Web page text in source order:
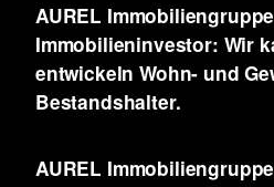
AUREL
Immobilieninvestor: Wir
entwickelnWohn- und
Bestandshalter.
AUREL